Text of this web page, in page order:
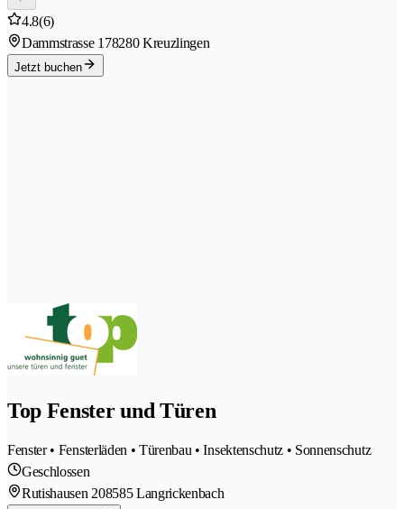
4.8(6)
Dammstrasse 178280 Kreuzlingen
Jetzt buchen
Top Fenster und Türen
Fenster • Fensterläden • Türenbau • Insektenschutz • Sonnenschutz
Geschlossen
Rutishausen 208585 Langrickenbach